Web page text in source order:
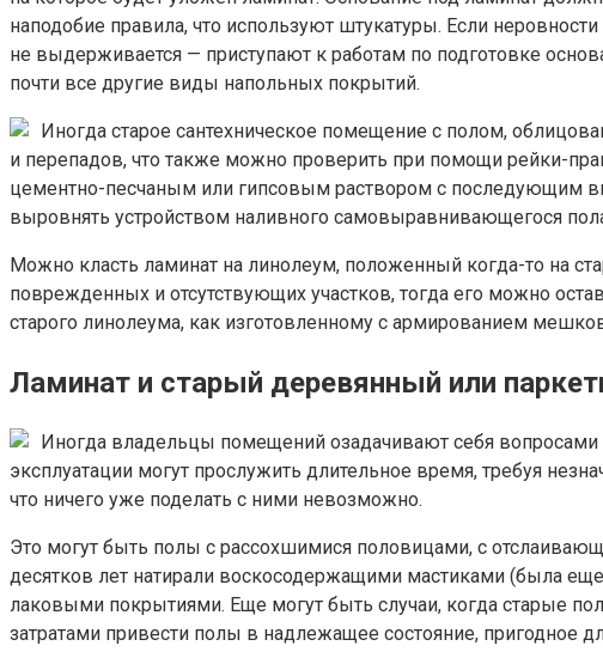
наподобие правила, что используют штукатуры. Если
не выдерживается — приступают к работам по подготовке
почти все другие виды напольных покрытий.
Иногда старое сантехническое помещение с полом,
и перепадов, что также можно проверить при помощи рейки-
цементно-песчаным или гипсовым раствором с последующим
выровнять устройством наливного самовыравнивающегося
Можно класть ламинат на линолеум, положенный когда-то на
поврежденных и отсутствующих участков, тогда его можно
старого линолеума, как изготовленному с армированием
Ламинат и старый деревянный или
Иногда владельцы помещений озадачивают себя
эксплуатации могут прослужить длительное время, требуя
что ничего уже поделать с ними невозможно.
Это могут быть полы с рассохшимися половицами, с
десятков лет натирали воскосодержащими мастиками (была
лаковыми покрытиями. Еще могут быть случаи, когда старые
затратами привести полы в надлежащее состояние, пригодное